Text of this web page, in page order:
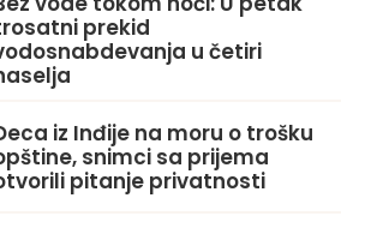
prekid
u četiri
iz Inđije na moru o trošku
snimci sa prijema
pitanje privatnosti